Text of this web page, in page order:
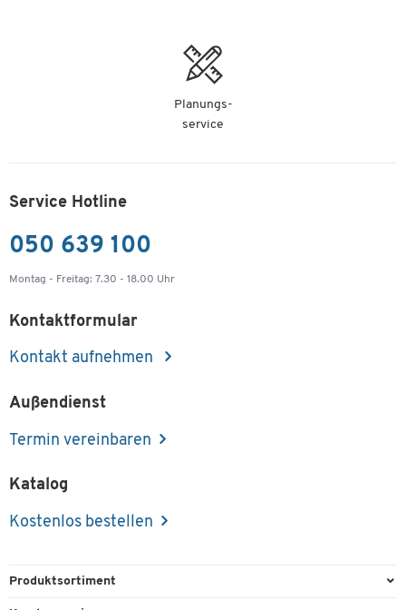
Planungs-
service
Service Hotline
050 639 100
Montag - Freitag: 7.30 - 18.00 Uhr
Kontaktformular
Kontakt aufnehmen
Außendienst
Termin vereinbaren
Katalog
Kostenlos bestellen
Produktsortiment
Büroausstattung